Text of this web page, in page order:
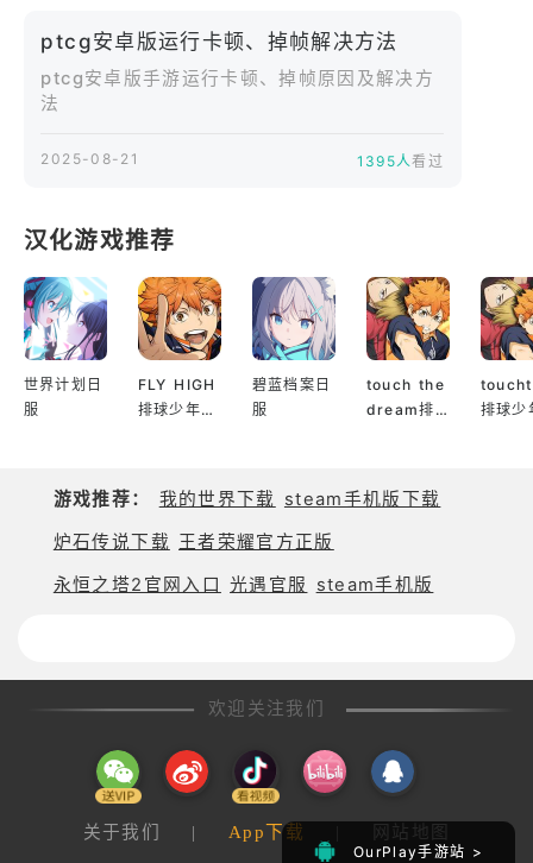
OurPlay手游站 >
战斗越久，实力越强！
随着游戏进度的推进，你将收集到更多强力卡牌，解
包、强化道具与个性装饰。
与游戏一起成长！
向好友炫耀你在对战中的高光时刻！
金币礼包！
想获得更多卡牌资源？可直接在主界面购买金币包，
快速拓展你的收藏！
成为首批掌握最新活动与资讯的训练家！
访问我们：www.pokemon.com/tc。
观看我们：youtube.com/pokemon。
用户协议：terms.pokemon.com。
ptcg安卓版运行卡顿、掉帧解决方法
ptcg安卓版手游运行卡顿、掉帧原因及解决方
法
2025-08-21 1395人看过
汉化游戏推荐
世界计划日
服
FLY HIGH
排球少年日
碧蓝档案日
服
touch the
dream排
排球少
OurPlay手游站 >
游戏推荐： 我的世界下载 steam手机版下载
炉石传说下载 王者荣耀官方正版
永恒之塔2官网入口 光遇官服 steam手机版
欢迎关注我们
关于我们 | App下载 网站地图